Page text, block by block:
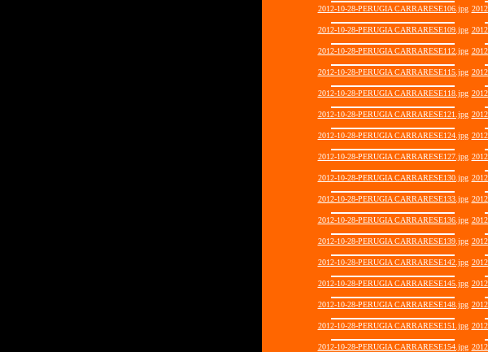
2012-10-28-PERUGIA CARRARESE106.jpg
2012-10-28-PERUGIA CARRARESE109.jpg
2012-10-28-PERUGIA CARRARESE112.jpg
2012-10-28-PERUGIA CARRARESE115.jpg
2012-10-28-PERUGIA CARRARESE118.jpg
2012-10-28-PERUGIA CARRARESE121.jpg
2012-10-28-PERUGIA CARRARESE124.jpg
2012-10-28-PERUGIA CARRARESE127.jpg
2012-10-28-PERUGIA CARRARESE130.jpg
2012-10-28-PERUGIA CARRARESE133.jpg
2012-10-28-PERUGIA CARRARESE136.jpg
2012-10-28-PERUGIA CARRARESE139.jpg
2012-10-28-PERUGIA CARRARESE142.jpg
2012-10-28-PERUGIA CARRARESE145.jpg
2012-10-28-PERUGIA CARRARESE148.jpg
2012-10-28-PERUGIA CARRARESE151.jpg
2012-10-28-PERUGIA CARRARESE154.jpg